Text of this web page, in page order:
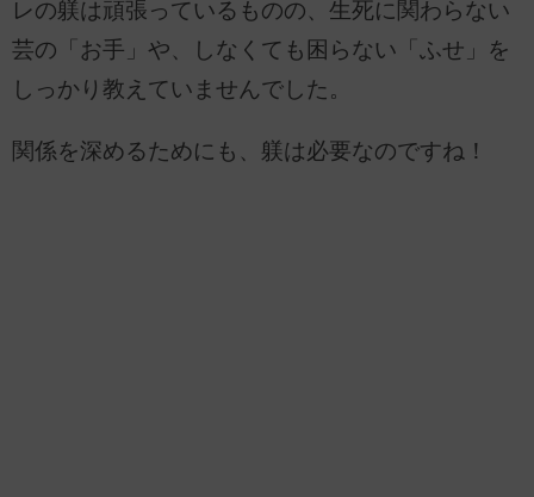
レの躾は頑張っているものの、生死に関わらない
芸の「お手」や、しなくても困らない「ふせ」を
しっかり教えていませんでした。
関係を深めるためにも、躾は必要なのですね！